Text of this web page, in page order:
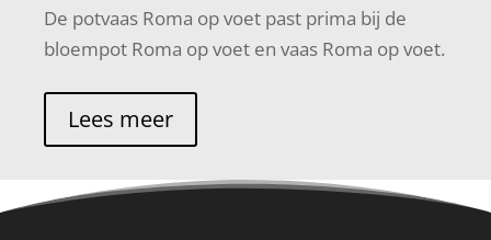
De potvaas Roma op voet past prima bij de
bloempot Roma op voet en vaas Roma op voet.
Lees meer